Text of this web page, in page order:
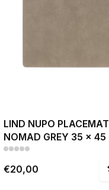
LIND NUPO
NOMAD GREY 35 x 45
€20,00